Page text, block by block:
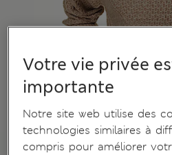
Votre vie privée
importante
Notre site web utilise des
technologies similaires à
compris pour améliorer